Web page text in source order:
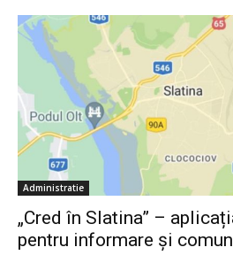
Administratie
„Cred în Slatina” –
pentru informare și